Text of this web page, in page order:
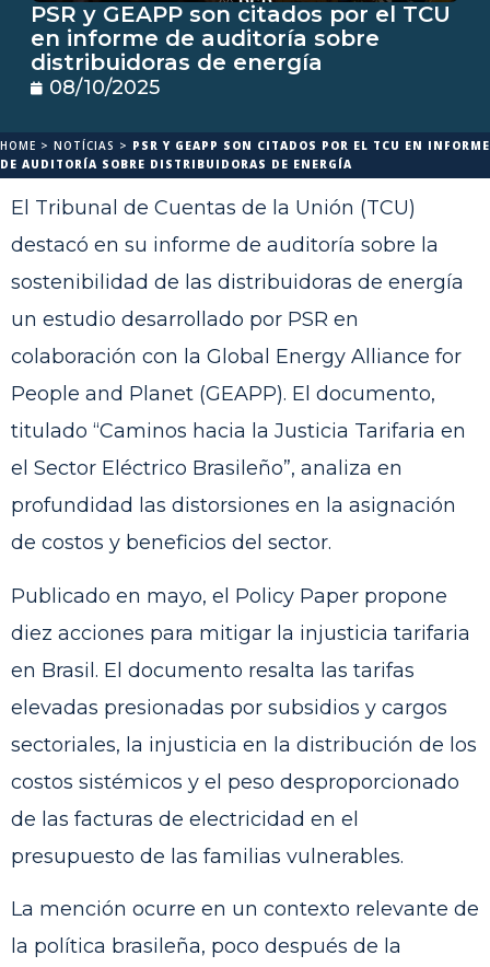
PSR y GEAPP son citados por el TCU
en informe de auditoría sobre
distribuidoras de energía
08/10/2025
HOME > NOTÍCIAS > PSR Y GEAPP SON CITADOS POR EL TCU EN INFORME
DE AUDITORÍA SOBRE DISTRIBUIDORAS DE ENERGÍA
El Tribunal de Cuentas de la Unión (TCU)
destacó en su informe de auditoría sobre la
sostenibilidad de las distribuidoras de energía
un estudio desarrollado por PSR en
colaboración con la Global Energy Alliance for
People and Planet (GEAPP). El documento,
titulado “Caminos hacia la Justicia Tarifaria en
el Sector Eléctrico Brasileño”, analiza en
profundidad las distorsiones en la asignación
de costos y beneficios del sector.
Publicado en mayo, el Policy Paper propone
diez acciones para mitigar la injusticia tarifaria
en Brasil. El documento resalta las tarifas
elevadas presionadas por subsidios y cargos
sectoriales, la injusticia en la distribución de los
costos sistémicos y el peso desproporcionado
de las facturas de electricidad en el
presupuesto de las familias vulnerables.
La mención ocurre en un contexto relevante de
la política brasileña, poco después de la